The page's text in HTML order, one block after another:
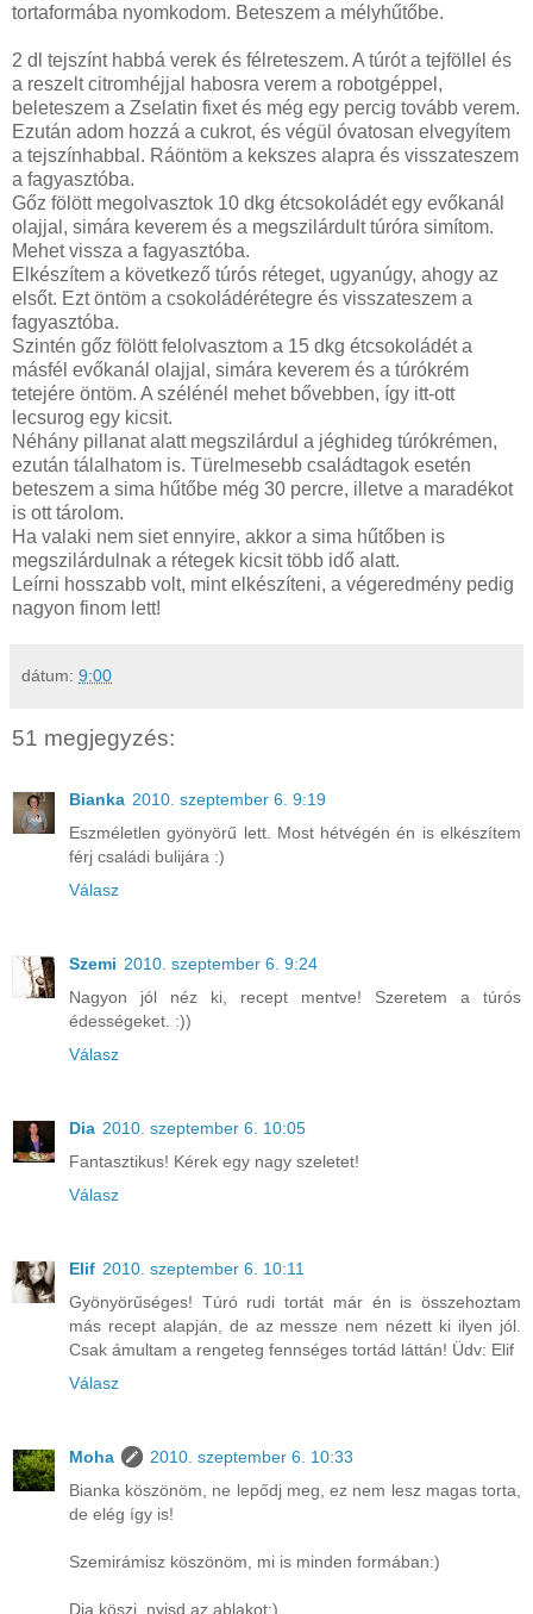
tortaformába nyomkodom. Beteszem a mélyhűtőbe.
2 dl tejszínt habbá verek és félreteszem. A túrót a tejföllel és
a reszelt citromhéjjal habosra verem a robotgéppel,
beleteszem a Zselatin fixet és még egy percig tovább verem.
Ezután adom hozzá a cukrot, és végül óvatosan elvegyítem
a tejszínhabbal. Ráöntöm a kekszes alapra és visszateszem
a fagyasztóba.
Gőz fölött megolvasztok 10 dkg étcsokoládét egy evőkanál
olajjal, simára keverem és a megszilárdult túróra simítom.
Mehet vissza a fagyasztóba.
Elkészítem a következő túrós réteget, ugyanúgy, ahogy az
elsőt. Ezt öntöm a csokoládérétegre és visszateszem a
fagyasztóba.
Szintén gőz fölött felolvasztom a 15 dkg étcsokoládét a
másfél evőkanál olajjal, simára keverem és a túrókrém
tetejére öntöm. A szélénél mehet bővebben, így itt-ott
lecsurog egy kicsit.
Néhány pillanat alatt megszilárdul a jéghideg túrókrémen,
ezután tálalhatom is. Türelmesebb családtagok esetén
beteszem a sima hűtőbe még 30 percre, illetve a maradékot
is ott tárolom.
Ha valaki nem siet ennyire, akkor a sima hűtőben is
megszilárdulnak a rétegek kicsit több idő alatt.
Leírni hosszabb volt, mint elkészíteni, a végeredmény pedig
nagyon finom lett!
dátum: 9:00
51 megjegyzés:
Bianka 2010. szeptember 6. 9:19
Eszméletlen gyönyörű lett. Most hétvégén én is elkészítem
férj családi bulijára :)
Válasz
Szemi 2010. szeptember 6. 9:24
Nagyon jól néz ki, recept mentve! Szeretem a túrós
édességeket. :))
Válasz
Dia 2010. szeptember 6. 10:05
Fantasztikus! Kérek egy nagy szeletet!
Válasz
Elif 2010. szeptember 6. 10:11
Gyönyörűséges! Túró rudi tortát már én is összehoztam
más recept alapján, de az messze nem nézett ki ilyen jól.
Csak ámultam a rengeteg fennséges tortád láttán! Üdv: Elif
Válasz
Moha
2010. szeptember 6. 10:33
Bianka köszönöm, ne lepődj meg, ez nem lesz magas torta,
de elég így is!
Szemirámisz köszönöm, mi is minden formában:)
Dia köszi, nyisd az ablakot:)